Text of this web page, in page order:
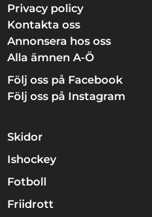
Privacy policy
Kontakta oss
Annonsera hos oss
Alla ämnen A-Ö
Följ oss på Facebook
Följ oss på Instagram
Skidor
Ishockey
Fotboll
Friidrott